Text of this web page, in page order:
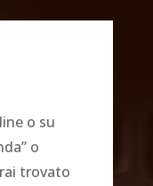
o su
o
trovato